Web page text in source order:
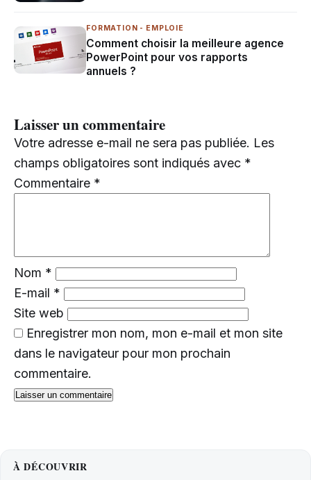
FORMATION - EMPLOIE
Comment choisir la meilleure agence
PowerPoint pour vos rapports
annuels ?
Laisser un commentaire
Votre adresse e-mail ne sera pas publiée. Les
champs obligatoires sont indiqués avec *
Commentaire *
Nom *
E-mail *
Site web
Enregistrer mon nom, mon e-mail et mon site
dans le navigateur pour mon prochain
commentaire.
À DÉCOUVRIR